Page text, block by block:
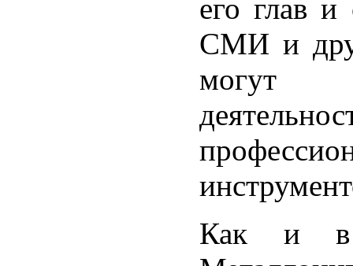
его глав
СМИ и
могут
Как и в